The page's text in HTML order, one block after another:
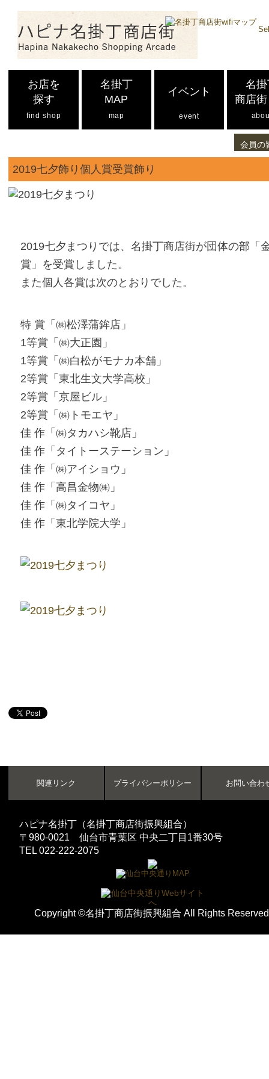
お店を
探す
find shop
名掛丁
MAP
map
イベント
event
名
商店
会員の
2019七夕飾り個人賞受賞飾り
2019七夕まつりでは、名掛丁商店街が団体の部「
賞」を受賞しました。
また個人各賞は次のとおりでした。
特 賞「㈱松澤蒲鉾店」
1等賞「㈱大正園」
1等賞「㈱白松がモナカ本舗」
2等賞「東北生文大学高校」
2等賞「京屋ビル」
2等賞「㈱トモエヤ」
佳 作「㈱タカハシ靴店」
佳 作「タイトーステーション」
佳 作「㈱アイショウ」
佳 作「高昌金物㈱」
佳 作「㈱タイコヤ」
佳 作「東北学院大学」
関連リンク プライバシーポリシー お問い合わ
ハピナ名掛丁（名掛丁商店街振興組合）
〒980-0021 仙台市青葉区 中央二丁目1番30号
TEL 022-222-2075
Copyright ©名掛丁商店街振興組合 All Rights